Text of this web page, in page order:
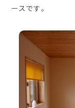
ースです。